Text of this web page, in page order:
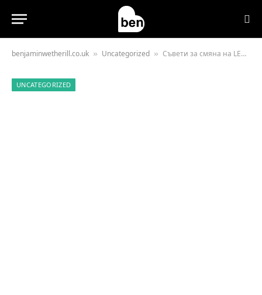
benjaminwetherill.co.uk » Uncategorized » Съвети за смяна на LED осветление и полилеи в дома
UNCATEGORIZED